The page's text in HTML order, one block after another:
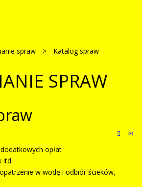
spraw > Katalog spraw
SPRAW
dodatkowych opłat
itd.
w wodę i odbiór ścieków,